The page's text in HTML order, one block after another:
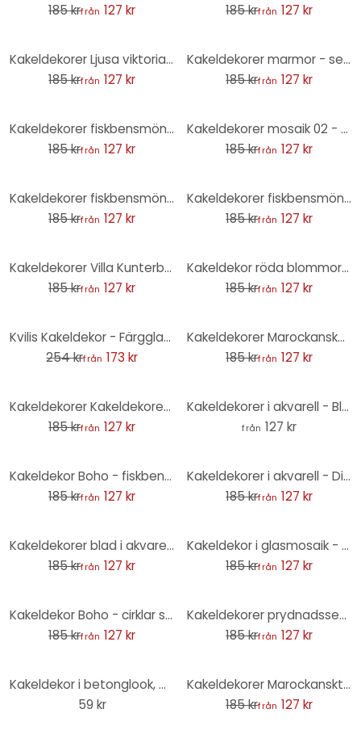
185 krfrån 127 kr
185 krfrån 127 kr
Kakeldekorer Ljusa viktorianska blommor - set om 12
185 krfrån 127 kr
Kakeldekorer marmor - set om 12
185 krfrån 127 kr
Kakeldekorer fiskbensmönster filigran blågrön - set om 12
185 krfrån 127 kr
Kakeldekorer mosaik 02 - set om 12
185 krfrån 127 kr
Kakeldekorer fiskbensmönster filigran - mörkrosa - set om 12
185 krfrån 127 kr
Kakeldekorer fiskbensmönster filigran - mint - set om 12
185 krfrån 127 kr
Kakeldekorer Villa Kunterbunt - uppsättning om 12
185 krfrån 127 kr
Kakeldekor röda blommor - uppsättning om 12
185 krfrån 127 kr
Kvilis Kakeldekor - Färgglad undervattensvärld - set om 12
254 krfrån 173 kr
Kakeldekorer Marockanska kakelplattor - set om 12
185 krfrån 127 kr
Kakeldekorer Kakeldekorer Bohemisk persika - set om 12
185 krfrån 127 kr
Kakeldekorer i akvarell - Blomma grön - set om 12
från 127 kr
Kakeldekor Boho - fiskbensmönster salvia rosa grön - set om 12
185 krfrån 127 kr
Kakeldekorer i akvarell - Diagonala rutor - Grön - Set om 12
185 krfrån 127 kr
Kakeldekorer blad i akvarellfärg - set om 12
185 krfrån 127 kr
Kakeldekor i glasmosaik - set om 12
185 krfrån 127 kr
Kakeldekor Boho - cirklar solgul - set om 12
185 krfrån 127 kr
Kakeldekorer prydnadsset - set om 12
185 krfrån 127 kr
Kakeldekor i betonglook, mörkgrå - Foliera Möbler, Stänkpanel, badrumsfolie
59 kr
Kakeldekorer Marockanskt prov svartvitt - set om 12
185 krfrån 127 kr